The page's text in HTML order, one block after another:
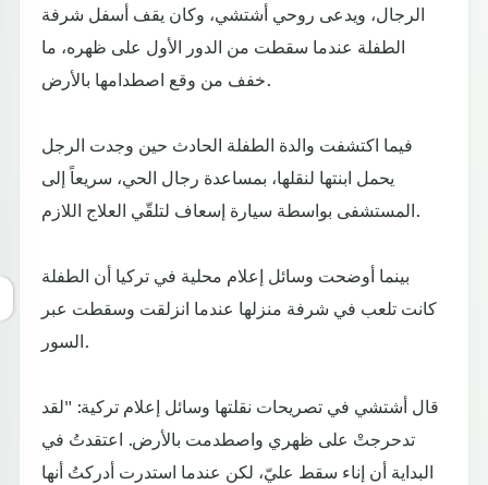
الرجال، ويدعى روحي أشتشي، وكان يقف أسفل شرفة
الطفلة عندما سقطت من الدور الأول على ظهره، ما
خفف من وقع اصطدامها بالأرض.
فيما اكتشفت والدة الطفلة الحادث حين وجدت الرجل
يحمل ابنتها لنقلها، بمساعدة رجال الحي، سريعاً إلى
المستشفى بواسطة سيارة إسعاف لتلقّي العلاج اللازم.
بينما أوضحت وسائل إعلام محلية في تركيا أن الطفلة
كانت تلعب في شرفة منزلها عندما انزلقت وسقطت عبر
السور.
قال أشتشي في تصريحات نقلتها وسائل إعلام تركية: "لقد
تدحرجتْ على ظهري واصطدمت بالأرض. اعتقدتُ في
البداية أن إناء سقط عليّ، لكن عندما استدرت أدركتُ أنها